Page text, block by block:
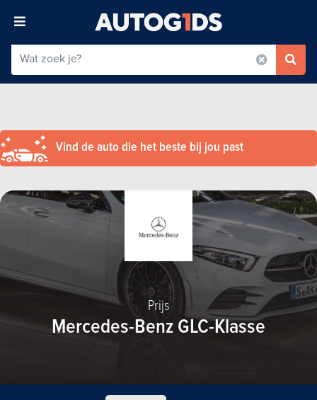
Vind de auto die het beste bij jou past
Prijs
Mercedes-Benz GLC-Klasse